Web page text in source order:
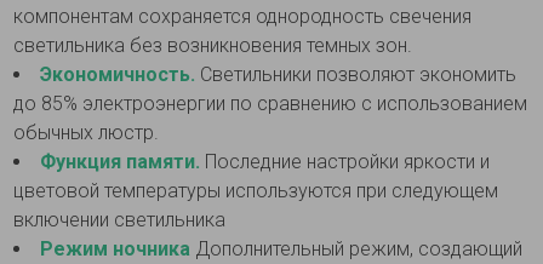
компонентам сохраняется однородность свечения
светильника без возникновения темных зон.
Экономичность. Светильники позволяют экономить
до 85% электроэнергии по сравнению с использованием
обычных люстр.
Функция памяти. Последние настройки яркости и
цветовой температуры используются при следующем
включении светильника
Режим ночника Дополнительный режим, создающий